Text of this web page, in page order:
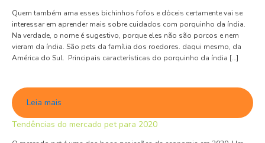
Quem também ama esses bichinhos fofos e dóceis certamente vai se
interessar em aprender mais sobre cuidados com porquinho da índia.
Na verdade, o nome é sugestivo, porque eles não são porcos e nem
vieram da índia. São pets da família dos roedores. daqui mesmo, da
América do Sul. Principais características do porquinho da índia […]
Leia mais
Tendências do mercado pet para 2020